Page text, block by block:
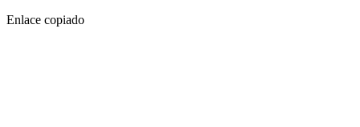
Enlace copiado